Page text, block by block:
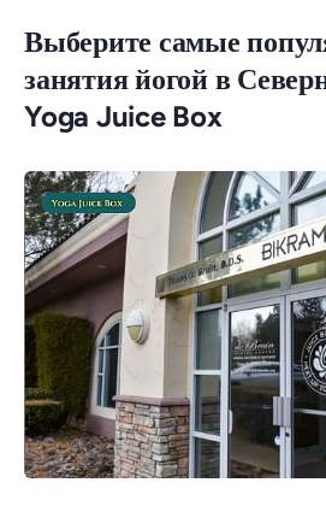
Выберите самые
занятия йогой в
Yoga Juice Box